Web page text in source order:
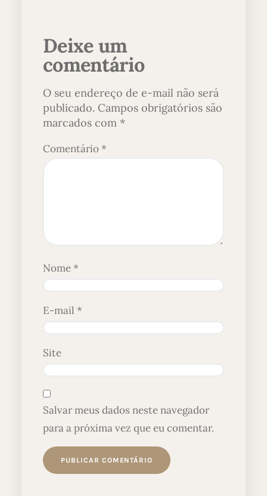
Deixe um
comentário
O seu endereço de e-mail não será
publicado. Campos obrigatórios são
marcados com *
Comentário*
Nome*
E-mail *
Site
Salvar meus dados neste navegador
para a próxima vez que eu comentar.